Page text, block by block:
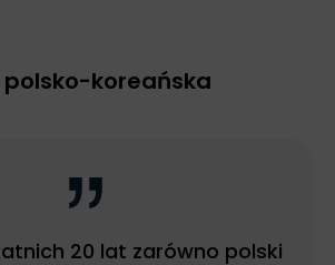
polsko-koreańska
20 lat zarówno polski